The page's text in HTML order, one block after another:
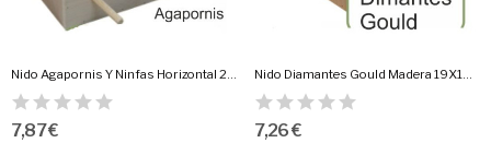
Nido Agapornis Y Ninfas Horizontal 23X14X14 Cm.
7,87 €
Nido Diamantes Gould Madera 19X15X15 Cm.
7,26 €